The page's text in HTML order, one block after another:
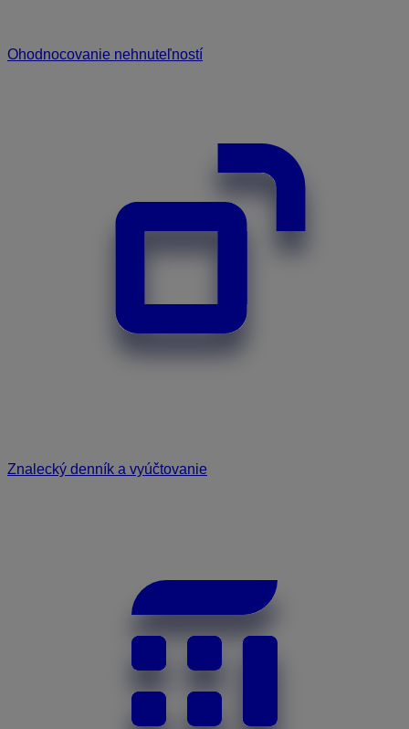
Ohodnocovanie nehnuteľností
Znalecký denník a vyúčtovanie